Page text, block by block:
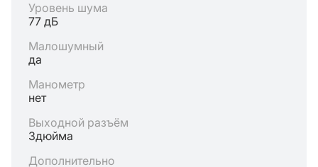
Уровень шума
77 дБ
Малошумный
да
Манометр
нет
Выходной разъём
3дюйма
Дополнительно